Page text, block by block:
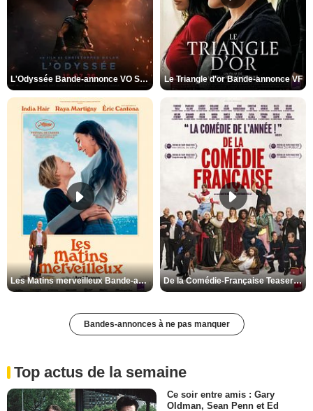
L'Odyssée Bande-annonce VO STFR Le Triangle d'or Bande-annonce VF
Les Matins merveilleux Bande-annonce VF De la Comédie-Française Teaser VF
Bandes-annonces à ne pas manquer
Top actus de la semaine
Ce soir entre amis : Gary
Oldman, Sean Penn et Ed